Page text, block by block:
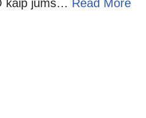
kaip jums… Read More